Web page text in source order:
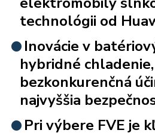
technológii od
Inovácie v
hybridné chladenie,
bezkonkurenčná
najvyššia
Pri výbere FVE je